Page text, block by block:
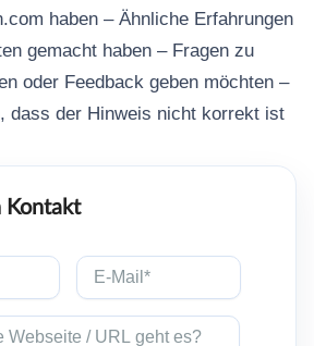
haben – Ähnliche Erfahrungen
gemacht haben – Fragen zu
oder Feedback geben möchten –
dass der Hinweis nicht korrekt ist
Kontakt